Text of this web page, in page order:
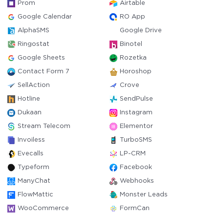
Prom Airtable
Google Calendar RO App
AlphaSMS Google Drive
Ringostat Binotel
Google Sheets Rozetka
Contact Form 7 Horoshop
SellAction Crove
Hotline SendPulse
Dukaan Instagram
Stream Telecom Elementor
Invoiless TurboSMS
Evecalls LP-CRM
Typeform Facebook
ManyChat Webhooks
FlowMattic Monster Leads
WooCommerce FormCan